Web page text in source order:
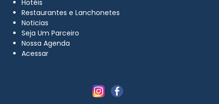
Hotéis
Restaurantes e Lanchonetes
Noticias
Seja Um Parceiro
Nossa Agenda
Acessar